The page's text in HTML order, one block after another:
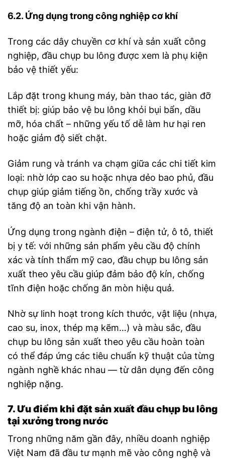
6.2. Ứng dụng trong công nghiệp cơ khí
Trong các dây chuyền cơ khí và sản xuất công
nghiệp, đầu chụp bu lông được xem là phụ kiện
bảo vệ thiết yếu:
Lắp đặt trong khung máy, bàn thao tác, giàn đỡ
thiết bị: giúp bảo vệ bu lông khỏi bụi bẩn, dầu
mỡ, hóa chất – những yếu tố dễ làm hư hại ren
hoặc giảm độ siết chặt.
Giảm rung và tránh va chạm giữa các chi tiết kim
loại: nhờ lớp cao su hoặc nhựa dẻo bao phủ, đầu
chụp giúp giảm tiếng ồn, chống trầy xước và
tăng độ an toàn khi vận hành.
Ứng dụng trong ngành điện – điện tử, ô tô, thiết
bị y tế: với những sản phẩm yêu cầu độ chính
xác và tính thẩm mỹ cao, đầu chụp bu lông sản
xuất theo yêu cầu giúp đảm bảo độ kín, chống
tĩnh điện hoặc chống ăn mòn hiệu quả.
Nhờ sự linh hoạt trong kích thước, vật liệu (nhựa,
cao su, inox, thép mạ kẽm…) và màu sắc, đầu
chụp bu lông sản xuất theo yêu cầu hoàn toàn
có thể đáp ứng các tiêu chuẩn kỹ thuật của từng
ngành nghề khác nhau — từ dân dụng đến công
nghiệp nặng.
7. Ưu điểm khi đặt sản xuất đầu chụp bu lông
tại xưởng trong nước
Trong những năm gần đây, nhiều doanh nghiệp
Việt Nam đã đầu tư mạnh mẽ vào công nghệ và